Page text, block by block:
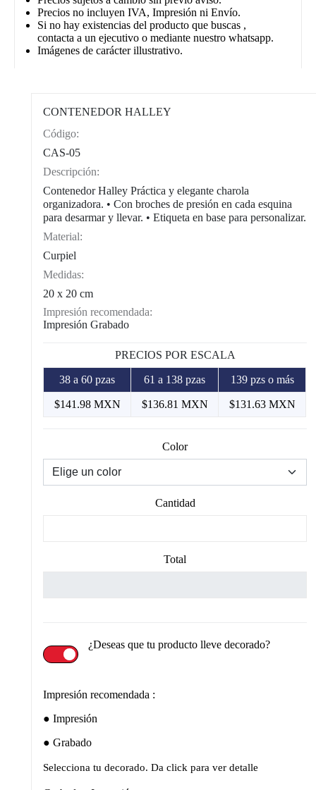
Precios no incluyen IVA, Impresión ni Envío.
Si no hay existencias del producto que buscas ,
contacta a un ejecutivo o mediante nuestro whatsapp.
Imágenes de carácter illustrativo.
CONTENEDOR HALLEY
Código:
CAS-05
Descripción:
Contenedor Halley Práctica y elegante charola
organizadora. • Con broches de presión en cada esquina
para desarmar y llevar. • Etiqueta en base para personalizar.
Material:
Curpiel
Medidas:
20 x 20 cm
Impresión recomendada:
Impresión Grabado
PRECIOS POR ESCALA
38 a 60 pzas 61 a 138 pzas 139 pzs o más
$141.98 MXN $136.81 MXN $131.63 MXN
Color
Cantidad
Total
¿Deseas que tu producto lleve decorado?
Impresión recomendada :
Impresión
Grabado
Selecciona tu decorado. Da click para ver detalle